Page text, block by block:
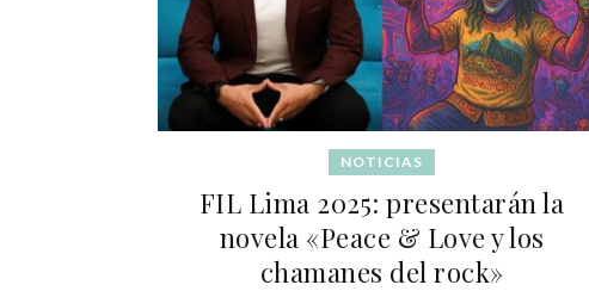
NOTICIAS
FIL Lima 2025: presentarán la
novela «Peace & Love y los
chamanes del rock»